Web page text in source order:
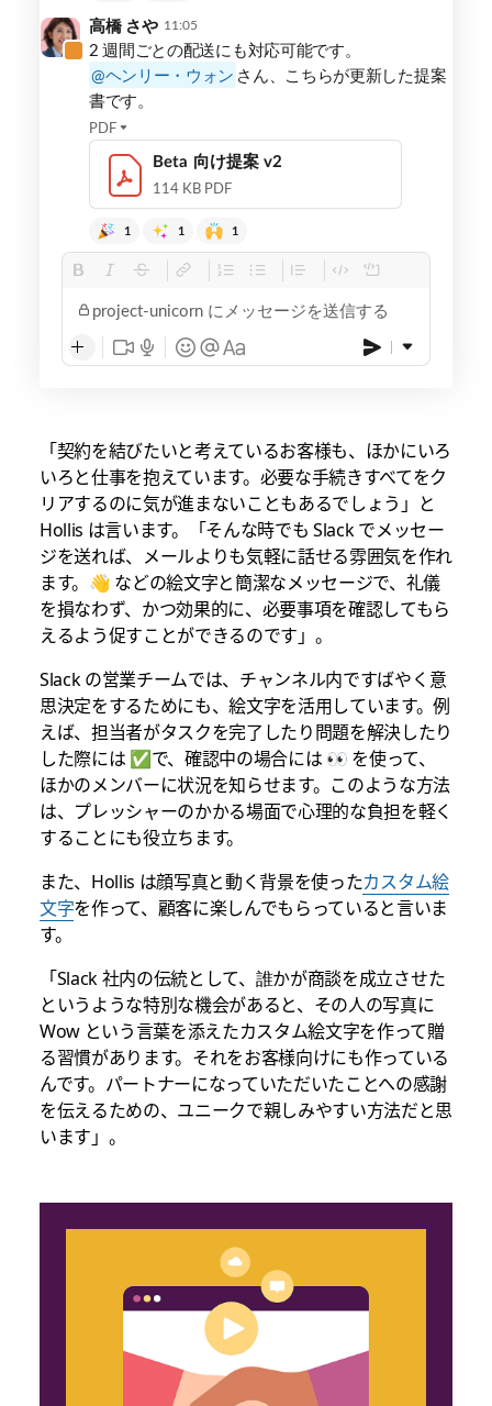
高橋 さや 11:05
2 週間ごとの配送にも対応可能です。
ヘンリー・ウォン さん、こちらが更新した提案
書です。
PDF
Beta 向け提案 v2
114 KB PDF
1 1 1
project-unicorn にメッセージを送信する
「契約を結びたいと考えているお客様も、ほかにいろ
いろと仕事を抱えています。必要な手続きすべてをク
リアするのに気が進まないこともあるでしょう」と
Hollis は言います。「そんな時でも Slack でメッセー
ジを送れば、メールよりも気軽に話せる雰囲気を作れ
ます。👋 などの絵文字と簡潔なメッセージで、礼儀
を損なわず、かつ効果的に、必要事項を確認してもら
えるよう促すことができるのです」。
Slack の営業チームでは、チャンネル内ですばやく意
思決定をするためにも、絵文字を活用しています。例
えば、担当者がタスクを完了したり問題を解決したり
した際には ✅で、確認中の場合には 👀 を使って、
ほかのメンバーに状況を知らせます。このような方法
は、プレッシャーのかかる場面で心理的な負担を軽く
することにも役立ちます。
また、Hollis は顔写真と動く背景を使ったカスタム絵
文字を作って、顧客に楽しんでもらっていると言いま
す。
「Slack 社内の伝統として、誰かが商談を成立させた
というような特別な機会があると、その人の写真に
Wow という言葉を添えたカスタム絵文字を作って贈
る習慣があります。それをお客様向けにも作っている
んです。パートナーになっていただいたことへの感謝
を伝えるための、ユニークで親しみやすい方法だと思
います」。